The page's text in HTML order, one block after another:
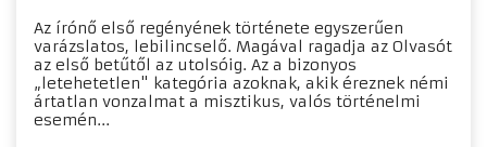
Az írónő első regényének története egyszerűen
varázslatos, lebilincselő. Magával ragadja az Olvasót
az első betűtől az utolsóig. Az a bizonyos
„letehetetlen" kategória azoknak, akik éreznek némi
ártatlan vonzalmat a misztikus, valós történelmi
esemén...